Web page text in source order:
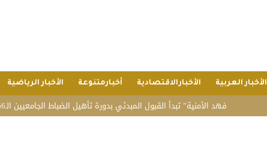
الأخبار العربية الأخبارالاقتصادية أخبارمتنوعة الأخبار الرياضية
“فهد الأمنية” تبدأ القبول المبدئي بدورة تأهيل الضباط الجامعيين الـ56